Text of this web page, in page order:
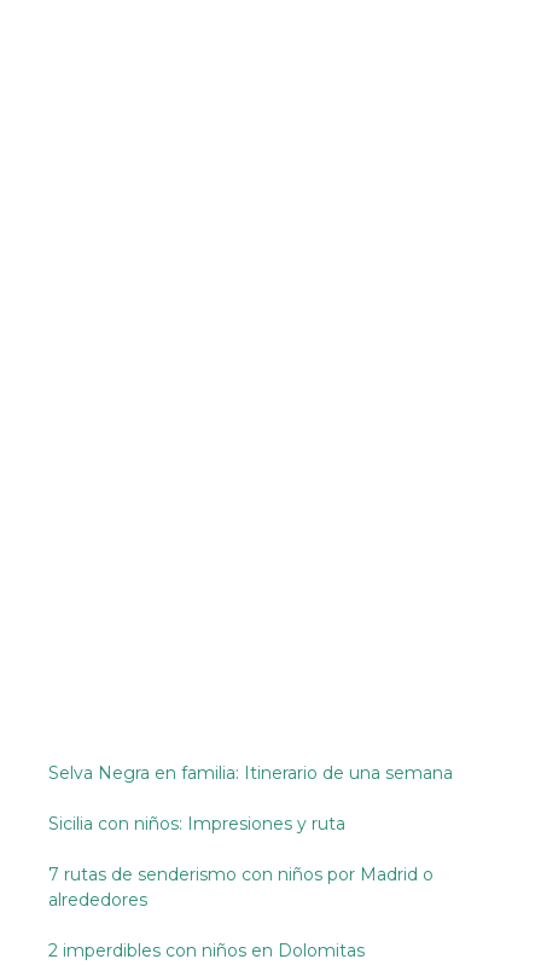
Selva Negra en familia: Itinerario de una semana
Sicilia con niños: Impresiones y ruta
7 rutas de senderismo con niños por Madrid o
alrededores
2 imperdibles con niños en Dolomitas